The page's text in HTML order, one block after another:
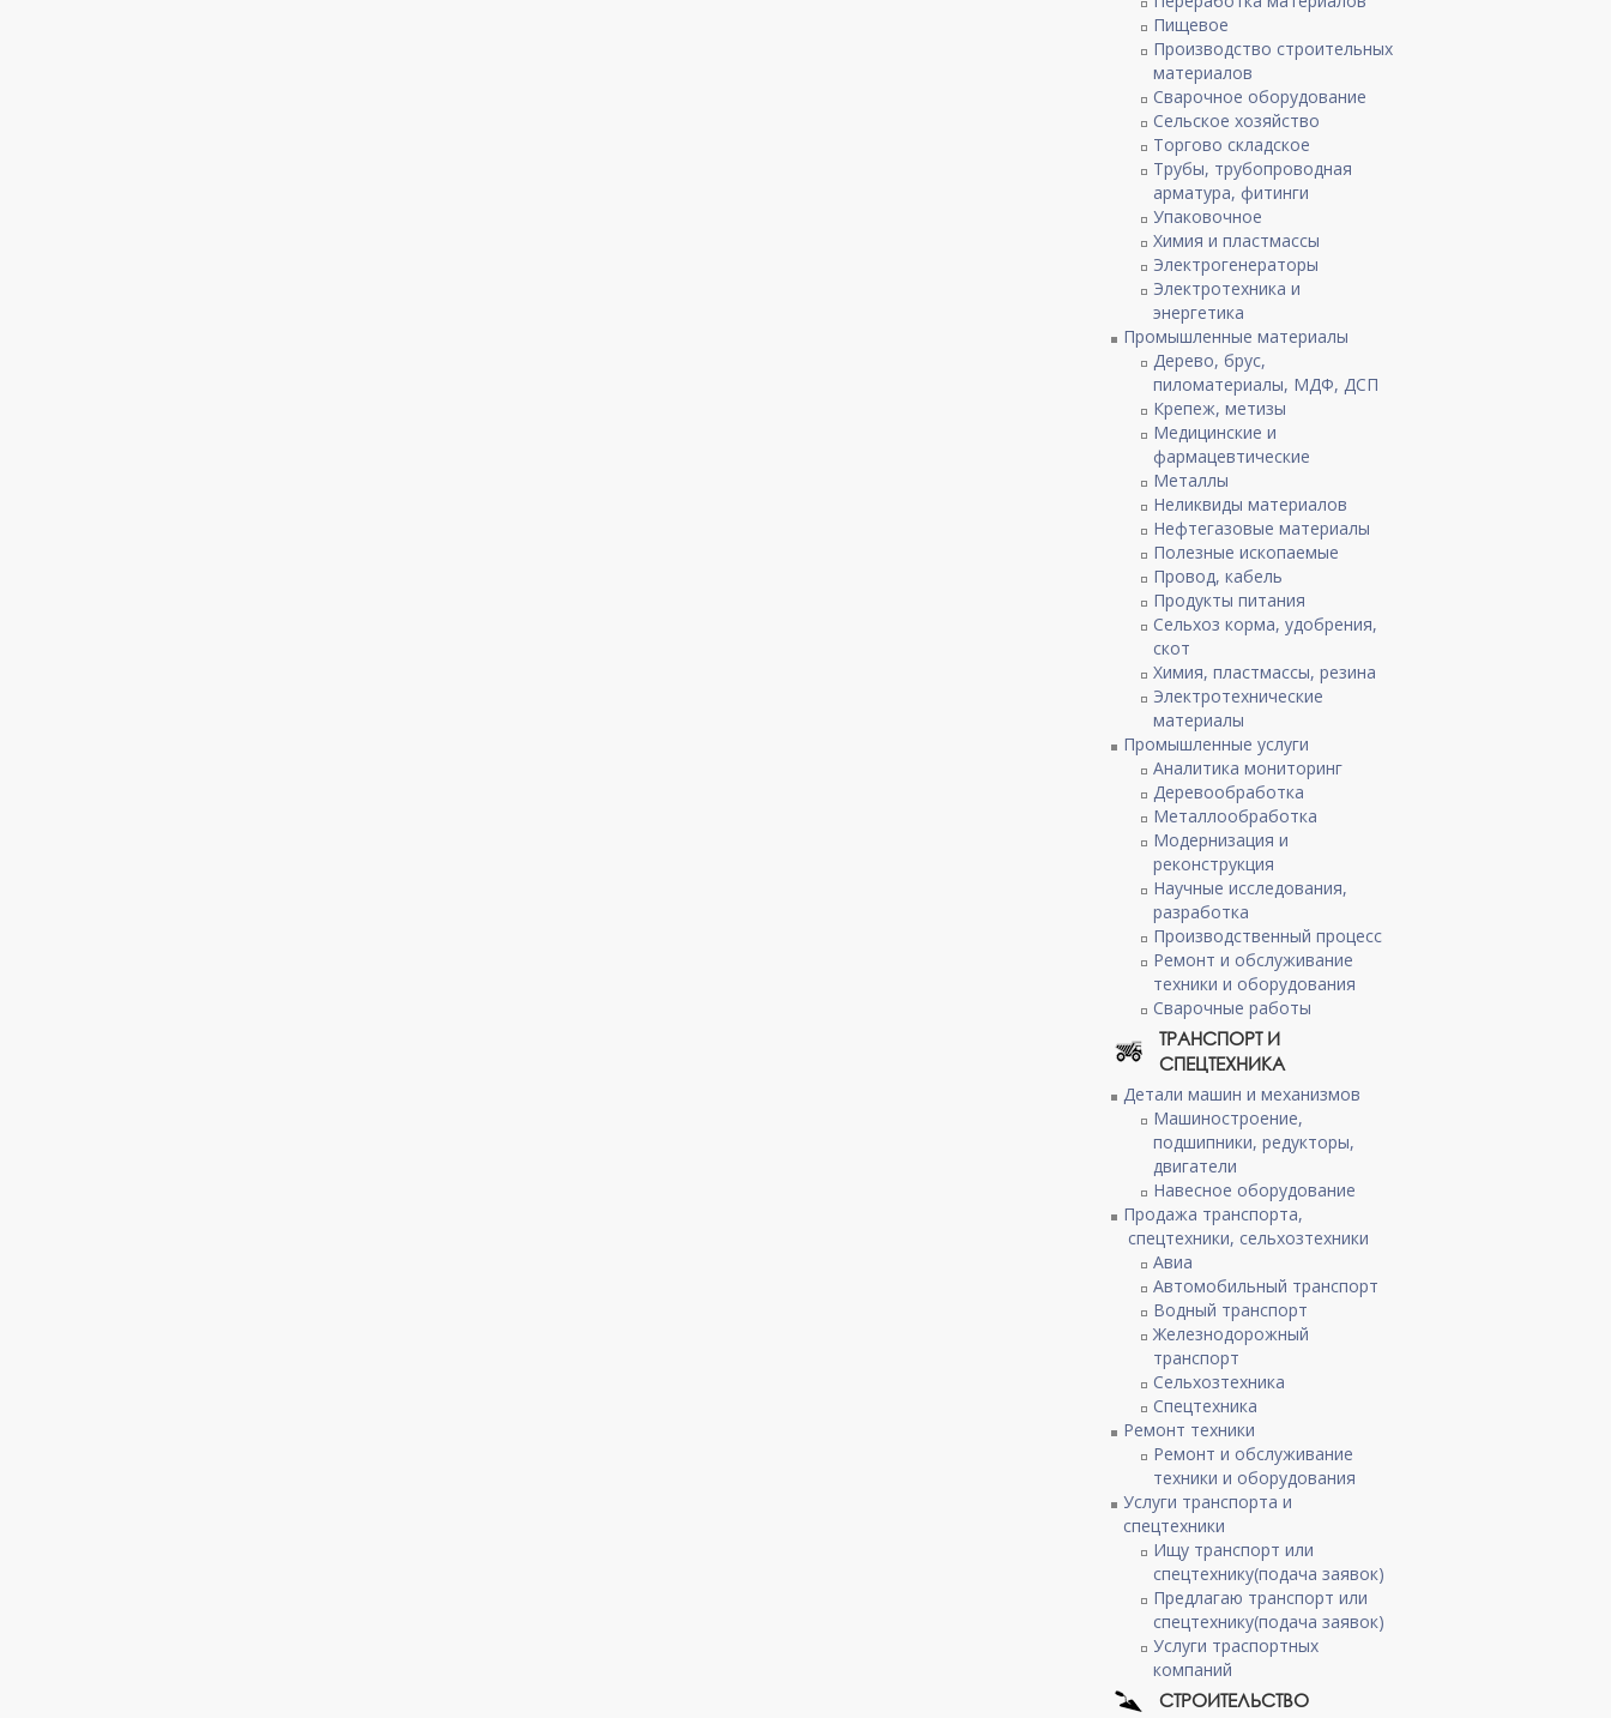
Пищевое
Производство строительных
материалов
Сварочное оборудование
Сельское хозяйство
Торгово складское
Трубы, трубопроводная
арматура, фитинги
Упаковочное
Химия и пластмассы
Электрогенераторы
Электротехника и
энергетика
Промышленные материалы
Дерево, брус,
пиломатериалы, МДФ, ДСП
Крепеж, метизы
Медицинские и
фармацевтические
Металлы
Неликвиды материалов
Нефтегазовые материалы
Полезные ископаемые
Провод, кабель
Продукты питания
Сельхоз корма, удобрения,
скот
Химия, пластмассы, резина
Электротехнические
материалы
Промышленные услуги
Аналитика мониторинг
Деревообработка
Металлообработка
Модернизация и
реконструкция
Научные исследования,
разработка
Производственный процесс
Ремонт и обслуживание
техники и оборудования
Сварочные работы
ТРАНСПОРТ И
СПЕЦТЕХНИКА
Детали машин и механизмов
Машиностроение,
подшипники, редукторы,
двигатели
Навесное оборудование
Продажа транспорта,
спецтехники, сельхозтехники
Авиа
Автомобильный транспорт
Водный транспорт
Железнодорожный
транспорт
Сельхозтехника
Спецтехника
Ремонт техники
Ремонт и обслуживание
техники и оборудования
Услуги транспорта и
спецтехники
Ищу транспорт или
спецтехнику(подача заявок)
Предлагаю транспорт или
спецтехнику(подача заявок)
Услуги траспортных
компаний
СТРОИТЕЛЬСТВО